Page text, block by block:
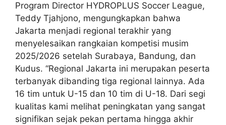
Program Director HYDROPLUS Soccer League,
Teddy Tjahjono, mengungkapkan bahwa
Jakarta menjadi regional terakhir yang
menyelesaikan rangkaian kompetisi musim
2025/2026 setelah Surabaya, Bandung, dan
Kudus. “Regional Jakarta ini merupakan peserta
terbanyak dibanding tiga regional lainnya. Ada
16 tim untuk U-15 dan 10 tim di U-18. Dari segi
kualitas kami melihat peningkatan yang sangat
signifikan sejak pekan pertama hingga akhir